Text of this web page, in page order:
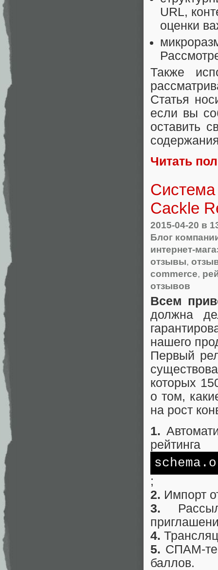
URL,
оценки
Также
Статья
если вы
оставить
Читать
Система
Cackle
2015-04-20 в
Блог
интернет-
отзывы,
commerce,
отзывов
Всем
должна
нашего
Первый
которых
о том,
на рост
1.
рейтинга
;
2. Импорт
3.
4.
5. СПАМ-
баллов.